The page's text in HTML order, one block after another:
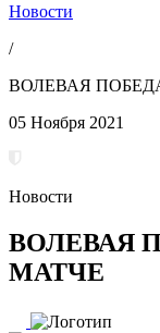
Новости
/
ВОЛЕВАЯ
05 Ноября 2021
Новости
ВОЛЕВАЯ
МАТЧЕ